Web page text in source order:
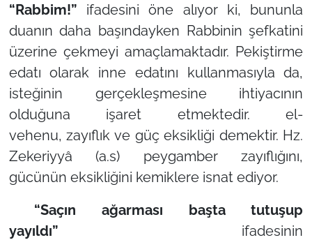
“Rabbim!” ifadesini öne alıyor ki, bununla
duanın daha başındayken Rabbinin şefkatini
üzerine çekmeyi amaçlamaktadır. Pekiştirme
edatı olarak inne edatını kullanmasıyla da,
isteğinin gerçekleşmesine ihtiyacının
olduğuna işaret etmektedir.el-
vehenu,zayıflık ve güç eksikliği demektir. Hz.
Zekeriyyâ (a.s) peygamber zayıflığını,
gücünün eksikliğini kemiklere isnat ediyor.
“Saçın ağarması başta tutuşup
yayıldı” ifadesinin